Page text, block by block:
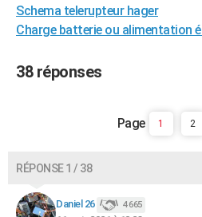
Dictionnaire
Biographies
Citations
Expressions
Proverbes
PROGRAMME TV
S'inscrire
Se connecter
Lycées
Collèges
Primaires
Universités
Entreprises
Service militaire
Avis de recherche
AVIS DE DÉCÈS
Schema telerupteur hager
Charge batterie ou alimentation
38 réponses
1 2
RÉPONSE 1 / 38
Daniel 26 4 665